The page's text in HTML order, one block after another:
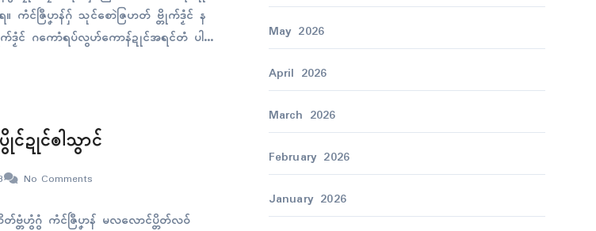
ကံၚ်ဇြဳပၞာန်ဂှ် သုၚ်စောဲဇြဟတ် ဗ္တိုက်ဒၟံၚ် န
က်ဒၟံၚ် ဂကောံရပ်လွဟ်ကောန်ဍုၚ်အရၚ်တံ ပါ
စဵုဒစးလဝ် ပရေၚ်ပၞာန်သီအဝဵုတံဂှ်ရ။ ပရေၚ်
ဍုၚ်ၜါသွာၚ်
No Comments
တံဟွံဂွံ ကံၚ်ဇြဳပၞာန် မလလောၚ်ပ္တိတ်လဝ်
May 2026
April 2026
March 2026
February 2026
January 2026